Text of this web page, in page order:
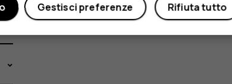
Rifiuta tutto
Gestisci preferenze